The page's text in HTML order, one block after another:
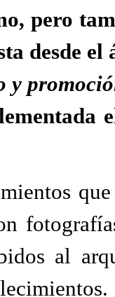
pero
desde
y
al